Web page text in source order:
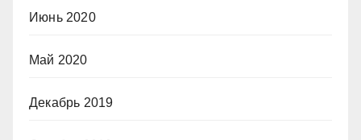
Июнь 2020
Май 2020
Декабрь 2019